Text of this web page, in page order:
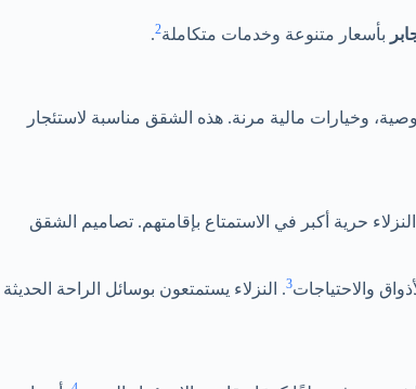
بأسعار متنوعة وخدمات متكاملة2
.
وخيارات مالية مرنة. هذه الشقق مناسبة لاستئجار
حرية أكبر في الاستمتاع بإقامتهم. تصاميم الشقق
3. النزلاء يستمتعون بوسائل الراحة الحديثة